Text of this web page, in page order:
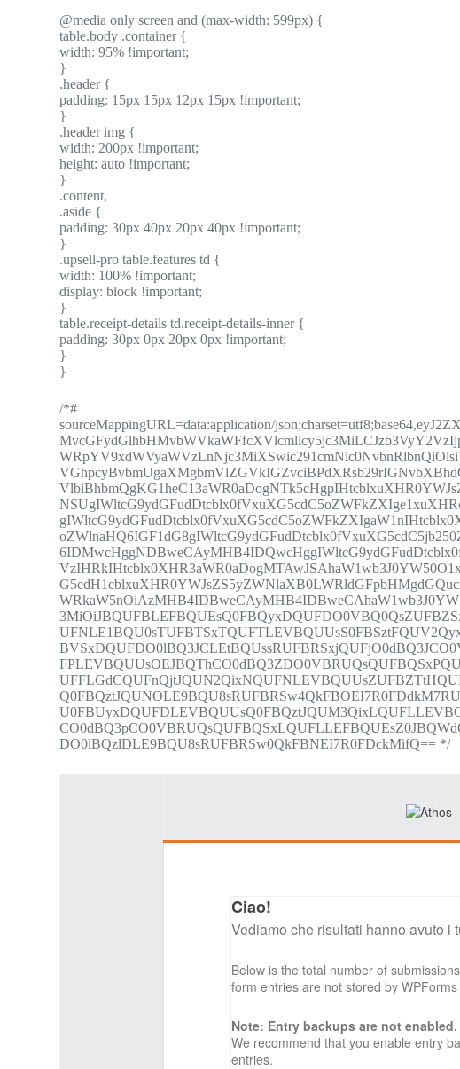
@media only screen and (max-width: 599px) {
table.body .container {
width: 95% !important;
}
.header {
padding: 15px 15px 12px 15px !important;
}
.header img {
width: 200px !important;
height: auto !important;
}
.content,
.aside {
padding: 30px 40px 20px 40px !important;
}
.upsell-pro table.features td {
width: 100% !important;
display: block !important;
}
table.receipt-details td.receipt-details-inner {
padding: 30px 0px 20px 0px !important;
}
}
/*#
sourceMappingURL=data:application/
DO0lBQzlDLE9BQU8sRUFBRSw0QkFBNEI7R0FDckMifQ== */
Ciao!
Vediamo che risultati hanno avuto i
Below is the total number of
form entries are not stored by WPForms
Note: Entry backups are not enabled.
We recommend that you enable entry
entries.